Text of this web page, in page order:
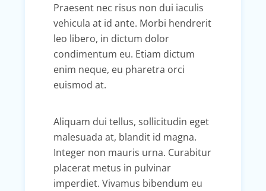
Praesent nec risus non dui iaculis
vehicula at id ante. Morbi hendrerit
leo libero, in dictum dolor
condimentum eu. Etiam dictum
enim neque, eu pharetra orci
euismod at.
Aliquam dui tellus, sollicitudin eget
malesuada at, blandit id magna.
Integer non mauris urna. Curabitur
placerat metus in pulvinar
imperdiet. Vivamus bibendum eu